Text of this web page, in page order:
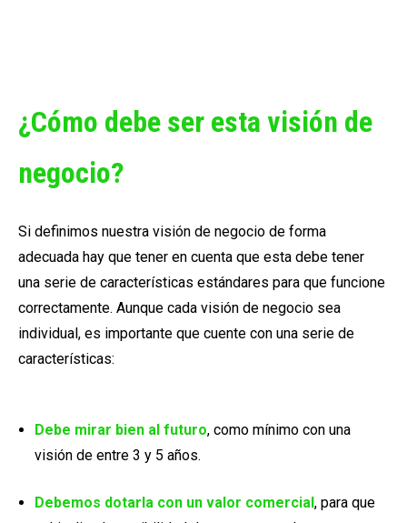
¿Cómo debe ser esta visión de
negocio?
Si definimos nuestra visión de negocio de forma
adecuada hay que tener en cuenta que esta debe tener
una serie de características estándares para que funcione
correctamente. Aunque cada visión de negocio sea
individual, es importante que cuente con una serie de
características:
Debe mirar bien al futuro, como mínimo con una
visión de entre 3 y 5 años.
Debemos dotarla con un valor comercial, para que